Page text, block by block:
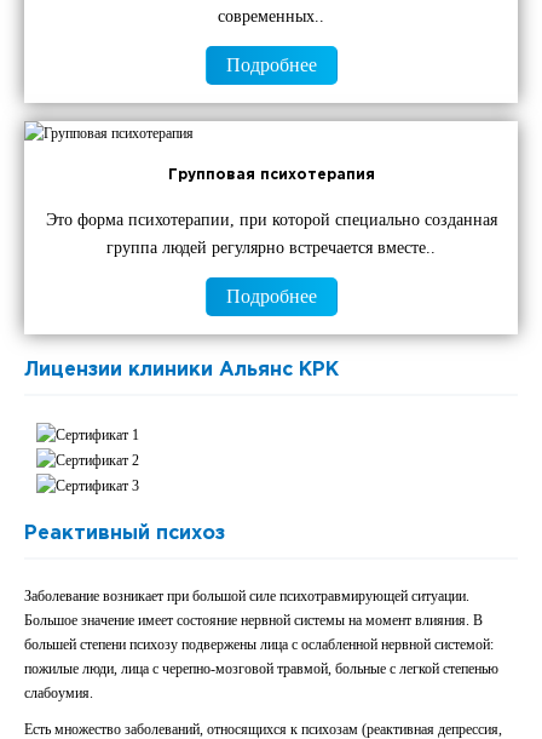
современных..
Подробнее
Групповая психотерапия
Это форма психотерапии, при которой специально созданная
группа людей регулярно встречается вместе..
Подробнее
Лицензии клиники Альянс КРК
Реактивный психоз
Заболевание возникает при большой силе психотравмирующей ситуации.
Большое значение имеет состояние нервной системы на момент влияния. В
большей степени психозу подвержены лица с ослабленной нервной системой:
пожилые люди, лица с черепно-мозговой травмой, больные с легкой степенью
слабоумия.
Есть множество заболеваний, относящихся к психозам (реактивная депрессия,